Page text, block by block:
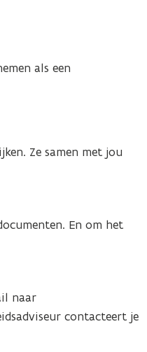
als een
Ze samen met jou
En om het
naar
contacteert je